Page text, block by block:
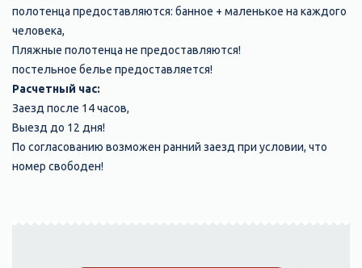
полотенца предоставляются: банное + маленькое на каждого
человека,
Пляжные полотенца не предоставляются!
постельное белье предоставляется!
Расчетный час:
Заезд после 14 часов,
Выезд до 12 дня!
По согласованию возможен ранний заезд при условии, что
номер свободен!